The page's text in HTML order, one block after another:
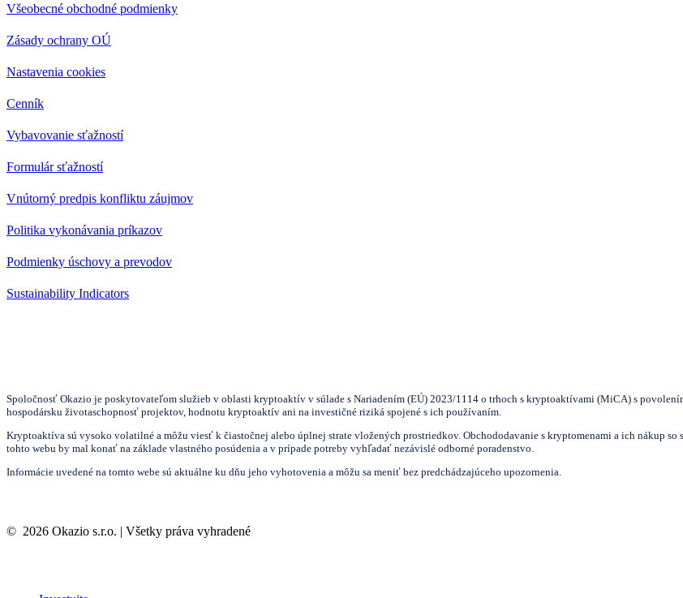
Všeobecné obchodné podmienky
Zásady ochrany OÚ
Nastavenia cookies
Cenník
Vybavovanie sťažností
Formulár sťažností
Vnútorný predpis konfliktu záujmov
Politika vykonávania príkazov
Podmienky úschovy a prevodov
Sustainability Indicators
Spoločnosť Okazio je poskytovateľom služieb v oblasti kryptoaktív v súlade s Nariadením (EÚ) 2023/1114 o trhoch s kryptoaktívami (MiCA) s
hospodársku životaschopnosť projektov, hodnotu kryptoaktív ani na investičné riziká spojené s ich používaním.
Kryptoaktíva sú vysoko volatilné a môžu viesť k čiastočnej alebo úplnej strate vložených prostriedkov. Obchododavanie s kryptomenami a ich nákup
tohto webu by mal konať na základe vlastného posúdenia a v prípade potreby vyhľadať nezávislé odborné poradenstvo.
Informácie uvedené na tomto webe sú aktuálne ku dňu jeho vyhotovenia a môžu sa meniť bez predchádzajúceho upozornenia.
© 2026 Okazio s.r.o. | Všetky práva vyhradené